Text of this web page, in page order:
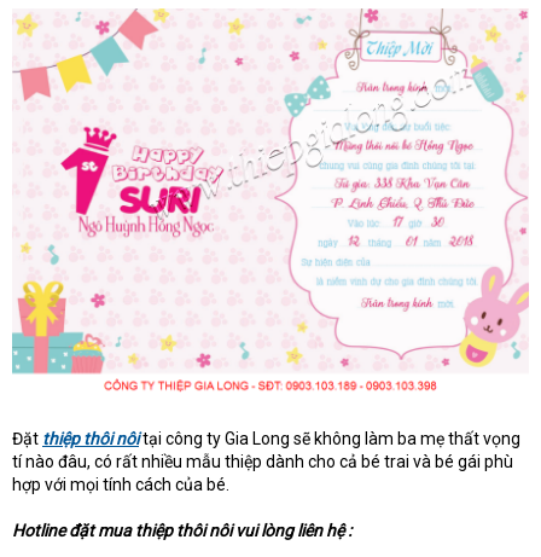
Đặt thiệp thôi nôitại công ty Gia Long sẽ không làm ba mẹ thất vọng
tí nào đâu, có rất nhiều mẫu thiệp dành cho cả bé trai và bé gái phù
hợp với mọi tính cách của bé.
Hotline đặt mua thiệp thôi nôi vui lòng liên hệ :